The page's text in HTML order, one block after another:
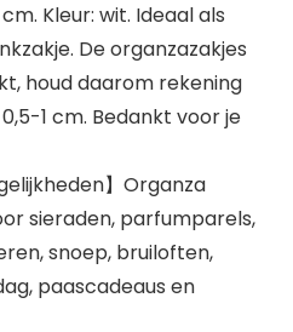
Kleur: wit. Ideaal als
De organzazakjes
houd daarom rekening
1 cm. Bedankt voor je
】Organza
sieraden, parfumparels,
snoep, bruiloften,
paascadeaus en